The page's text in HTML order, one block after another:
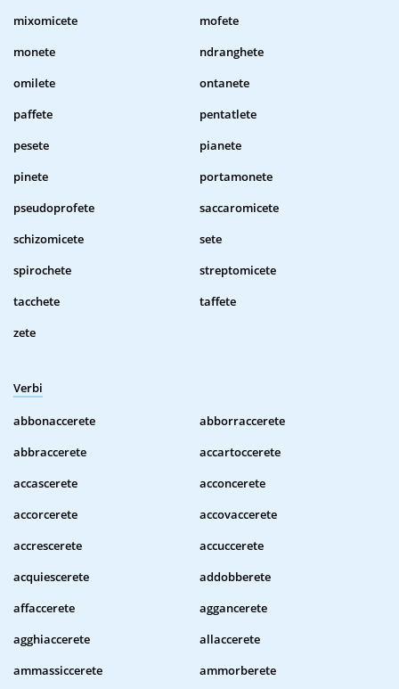
mixomicete
mofete
monete
ndranghete
omilete
ontanete
paffete
pentatlete
pesete
pianete
pinete
portamonete
pseudoprofete
saccaromicete
schizomicete
sete
spirochete
streptomicete
tacchete
taffete
zete
Verbi
abbonaccerete
abborraccerete
abbraccerete
accartoccerete
accascerete
acconcerete
accorcerete
accovaccerete
accrescerete
accuccerete
acquiescerete
addobberete
affaccerete
aggancerete
agghiaccerete
allaccerete
ammassiccerete
ammorberete